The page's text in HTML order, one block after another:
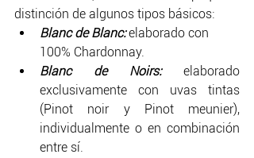
distinción de algunos tipos básicos:
Blanc de Blanc: elaborado con
100% Chardonnay.
Blanc de Noirs:
elaborado
exclusivamente con uvas tintas
(Pinot noir y Pinot meunier),
individualmente o en combinación
entre sí.